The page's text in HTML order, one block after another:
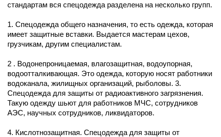
стандартам вся спецодежда разделена на несколько групп.
1. Спецодежда общего назначения, то есть одежда, которая
имеет защитные вставки. Выдается мастерам цехов,
грузчикам, другим специалистам.
2 . Водонепроницаемая, влагозащитная, водоупорная,
водоотталкивающая. Это одежда, которую носят работники
водоканала, жилищных организаций, рыболовы. 3.
Спецодежда для защиты от радиоактивного загрязнения.
Такую одежду шьют для работников МЧС, сотрудников
АЭС, научных сотрудников, ликвидаторов.
4. Кислотнозащитная. Спецодежда для защиты от